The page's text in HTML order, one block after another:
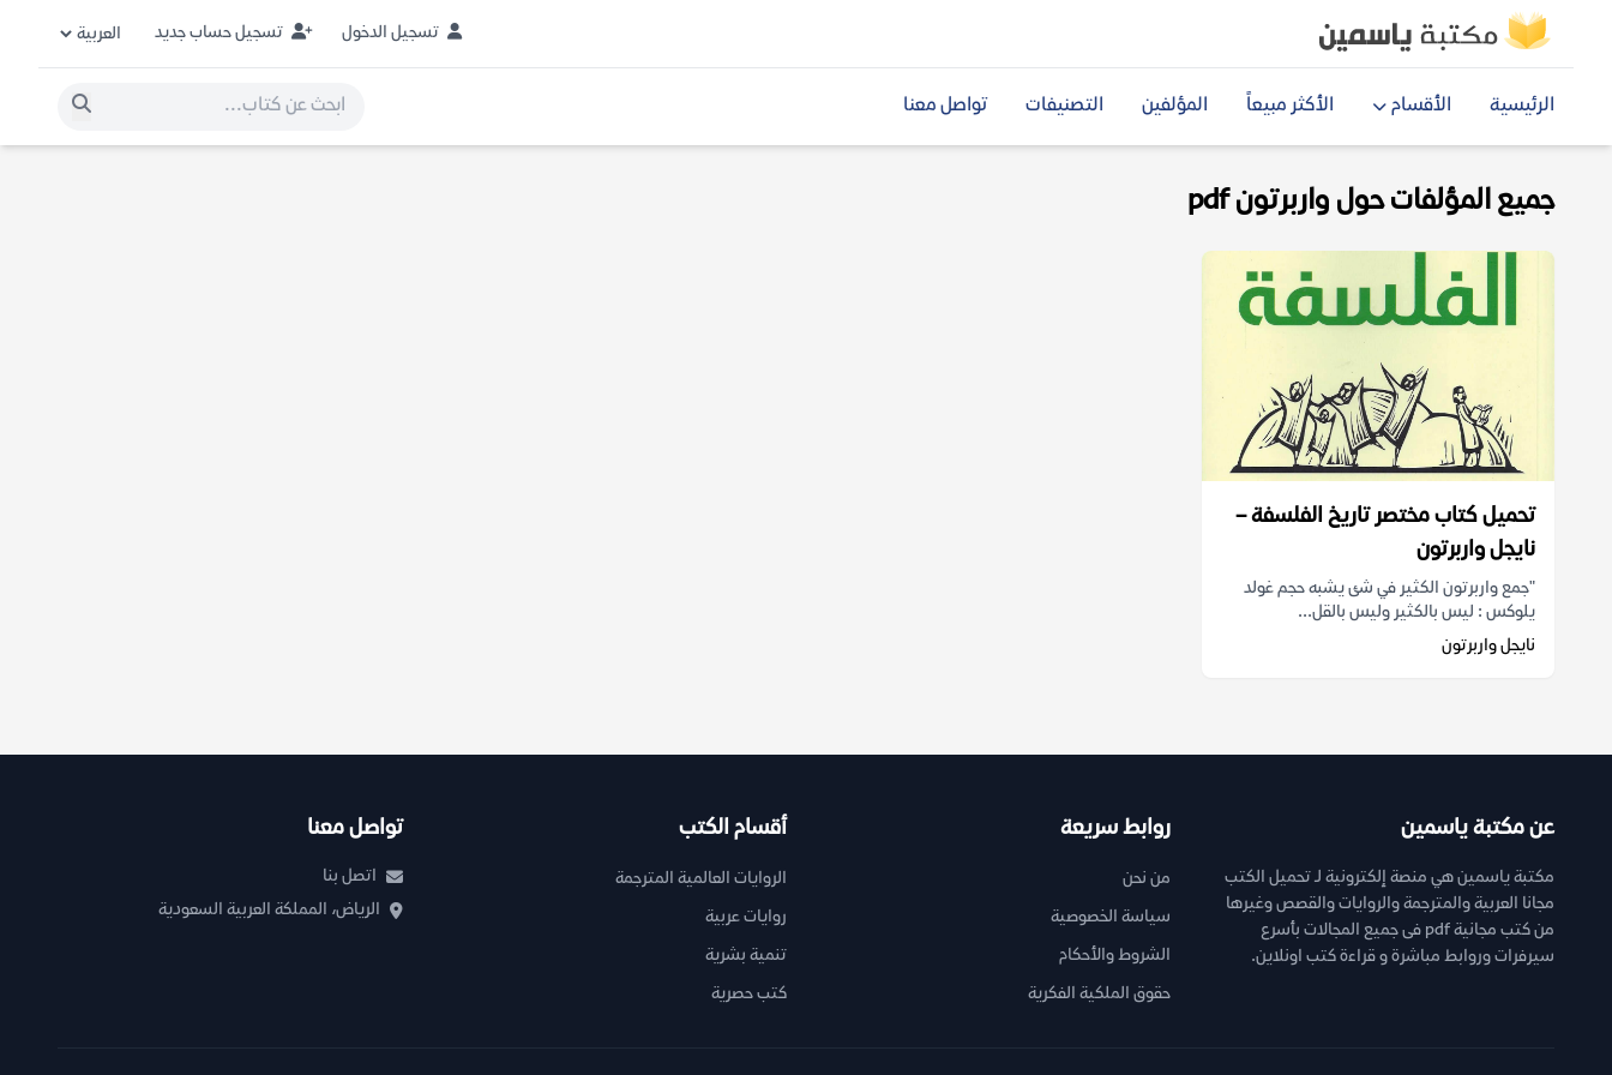
تسجيل الدخول تسجيل حساب جديد
الرئيسية الأقسام الأكثر مبيعاً المؤلفين التصنيفات تواصل معنا
جميع المؤلفات حول واربرتون pdf
تحميل كتاب مختصر تاريخ الفلسفة –
نايجل واربرتون
"جمع واربرتون الكثير في شئ يشبه حجم غولد
يلوكس : ليس بالكثير وليس بالقل...
نايجل واربرتون
عن مكتبة ياسمين
مكتبة ياسمين هي منصة إلكترونية لـ تحميل الكتب
مجانا العربية والمترجمة والروايات والقصص وغيرها
من كتب مجانية pdf فى جميع المجالات بأسرع
سيرفرات وروابط مباشرة و قراءة كتب اونلاين.
روابط سريعة
من نحن
سياسة الخصوصية
الشروط والأحكام
حقوق الملكية الفكرية
أقسام الكتب
الروايات العالمية المترجمة
روايات عربية
تنمية بشرية
كتب حصرية
تواصل معنا
اتصل بنا
الرياض، المملكة العربية السعودية